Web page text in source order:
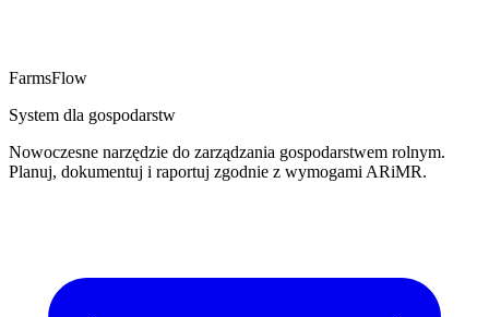
FarmsFlow
System dla gospodarstw
Nowoczesne narzędzie do zarządzania gospodarstwem rolnym.
Planuj, dokumentuj i raportuj zgodnie z wymogami ARiMR.